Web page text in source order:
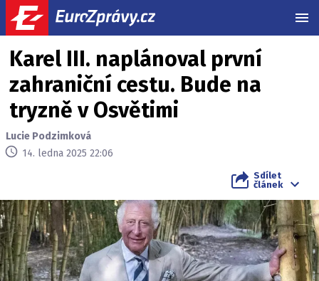
Karel III. naplánoval první
zahraniční cestu. Bude na
tryzně v Osvětimi
Lucie Podzimková
14. ledna 2025 22:06
Sdílet
článek